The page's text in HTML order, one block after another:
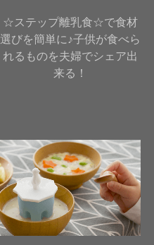
☆ステップ離乳食☆で食材
選びを簡単に♪子供が食べら
れるものを夫婦でシェア出
来る！